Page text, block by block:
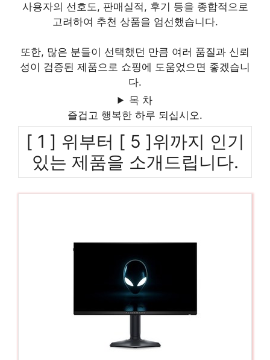
사용자의 선호도, 판매실적, 후기 등을 종합적으로
고려하여 추천 상품을 엄선했습니다.
또한, 많은 분들이 선택했던 만큼 여러 품질과 신뢰
성이 검증된 제품으로 쇼핑에 도움었으면 좋겠습니
다.
목 차
즐겁고 행복한 하루 되십시오.
[ 1 ] 위부터 [ 5 ]위까지 인기
있는 제품을 소개드립니다.